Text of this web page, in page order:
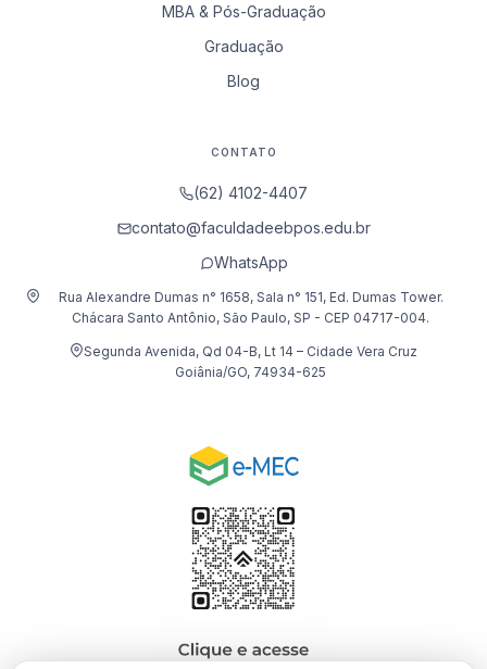
MBA & Pós-Graduação
Graduação
Blog
CONTATO
(62) 4102-4407
contato@faculdadeebpos.edu.br
WhatsApp
Rua Alexandre Dumas n° 1658, Sala n° 151, Ed. Dumas Tower.
Chácara Santo Antônio, São Paulo, SP - CEP 04717-004.
Segunda Avenida, Qd 04-B, Lt 14 – Cidade Vera Cruz
Goiânia/GO, 74934-625